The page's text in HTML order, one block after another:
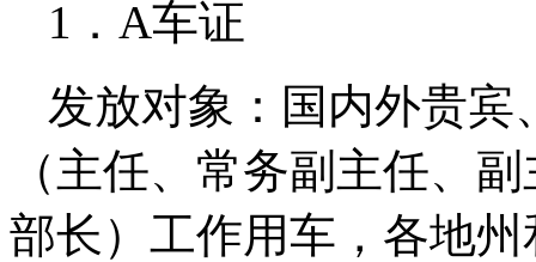
1．A车证
发放对象：国内外贵宾
（主任、常务副主任、
部长）工作用车，各地